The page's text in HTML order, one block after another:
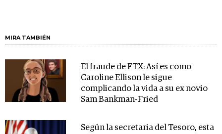
MIRA TAMBIÉN
El fraude de FTX: Así es como
Caroline Ellison le sigue
complicando la vida a su ex novio
Sam Bankman-Fried
Según la secretaria del Tesoro, esta